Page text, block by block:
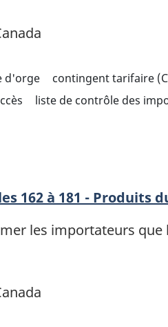
d'orge contingent tarifaire
liste de contrôle des
162 à 181 - Produits
les importateurs